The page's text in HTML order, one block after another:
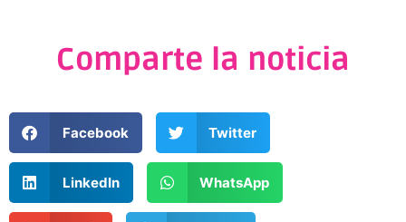
Comparte la noticia
Facebook Twitter
LinkedIn WhatsApp